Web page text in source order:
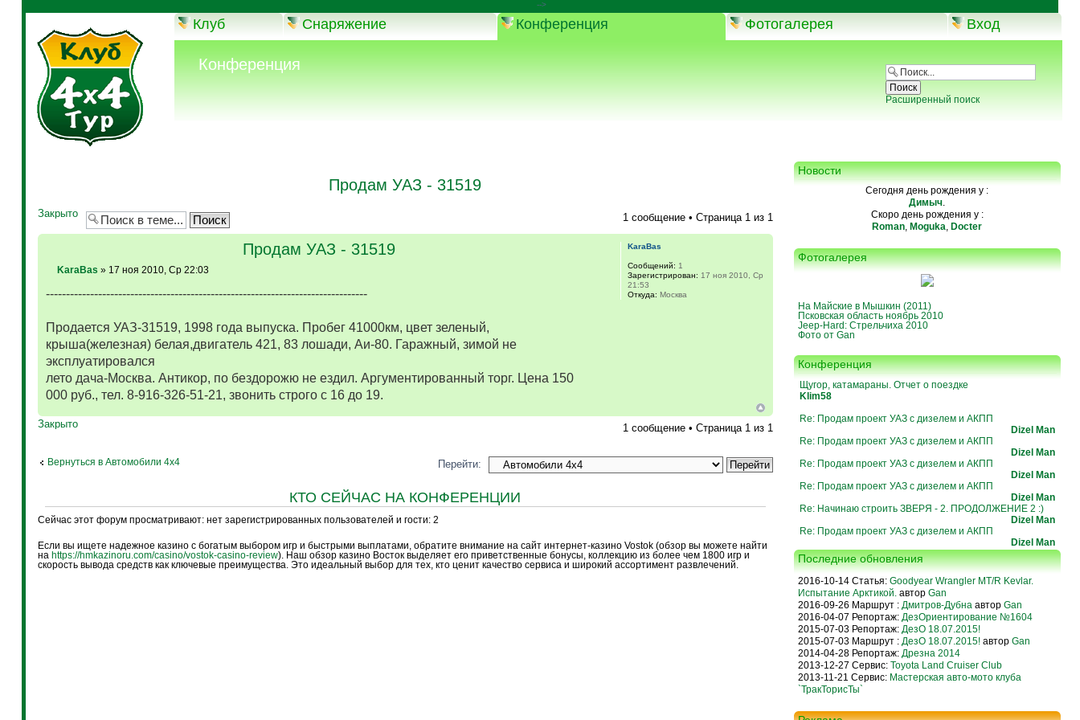
-->
Клуб Снаряжение Конференция Фотогалерея Вход
Конференция
Расширенный поиск
Продам УАЗ - 31519
Закрыто 1 сообщение • Страница 1из 1
Продам УАЗ - 31519
KaraBas » 17 ноя 2010, Ср 22:03
--------------------------------------------------------------------------------
Продается УАЗ-31519, 1998 года выпуска. Пробег 41000км, цвет зеленый,
крыша(железная) белая,двигатель 421, 83 лошади, Аи-80. Гаражный, зимой не
эксплуатировался
лето дача-Москва. Антикор, по бездорожю не ездил. Аргументированный торг. Цена 150
000 руб., тел. 8-916-326-51-21, звонить строго с 16 до 19.
KaraBas
Сообщений: 1
Зарегистрирован: 17 ноя 2010, Ср
21:53
Откуда: Mосква
Закрыто 1 сообщение • Страница 1из 1
Вернуться в Автомобили 4х4 Перейти:
КТО СЕЙЧАС НА КОНФЕРЕНЦИИ
Сейчас этот форум просматривают: нет зарегистрированных пользователей и гости: 2
Если вы ищете надежное казино с богатым выбором игр и быстрыми выплатами, обратите внимание на сайт интернет-казино Vostok (обзор вы можете найти
на https://hmkazinoru.com/casino/vostok-casino-review). Наш обзор казино Восток выделяет его приветственные бонусы, коллекцию из более чем 1800 игр и
скорость вывода средств как ключевые преимущества. Это идеальный выбор для тех, кто ценит качество сервиса и широкий ассортимент развлечений.
Новости
Сегодня день рождения у :
Димыч.
Скоро день рождения у :
Roman, Moguka, Docter
Фотогалерея
На Майские в Мышкин (2011)
Псковская область ноябрь 2010
Jeep-Hard: Стрельчиха 2010
Фото от Gan
Конференция
Щугор, катамараны. Отчет о поездке
Klim58
Re: Продам проект УАЗ с дизелем и АКПП
Dizel Man
Re: Продам проект УАЗ с дизелем и АКПП
Dizel Man
Re: Продам проект УАЗ с дизелем и АКПП
Dizel Man
Re: Продам проект УАЗ с дизелем и АКПП
Dizel Man
Re: Начинаю строить ЗВЕРЯ - 2. ПРОДОЛЖЕНИЕ 2 :)
Dizel Man
Re: Продам проект УАЗ с дизелем и АКПП
Dizel Man
Последние обновления
2016-10-14 Статья: Goodyear Wrangler MT/R Kevlar.
Испытание Арктикой.автор Gan
2016-09-26 Маршрут : Дмитров-Дубнаавтор Gan
2016-04-07 Репортаж: ДезОриентирование №1604
2015-07-03 Репортаж: ДезО 18.07.2015!
2015-07-03 Маршрут : ДезО 18.07.2015! автор Gan
2014-04-28 Репортаж: Дрезна 2014
2013-12-27 Сервис: Toyota Land Cruiser Club
2013-11-21 Сервис: Мастерская авто-мото клуба
`ТракТорисТы`